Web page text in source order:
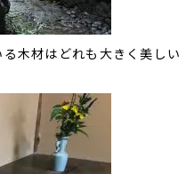
木材はどれも大きく美しい